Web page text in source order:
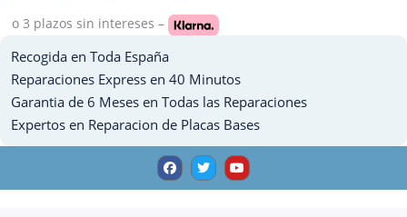
o 3 plazos sin intereses –
Recogida en Toda España
Reparaciones Express en 40 Minutos
Garantia de 6 Meses en Todas las Reparaciones
Expertos en Reparacion de Placas Bases
F
a
c
e
T
w
i
t
Y
o
u
t